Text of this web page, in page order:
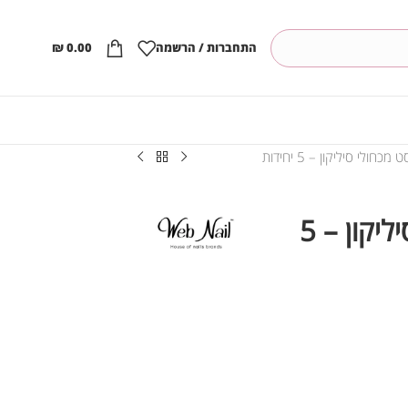
התחברות / הרשמה ₪0.00
Videsam סט מכחולי סיליקון – 5